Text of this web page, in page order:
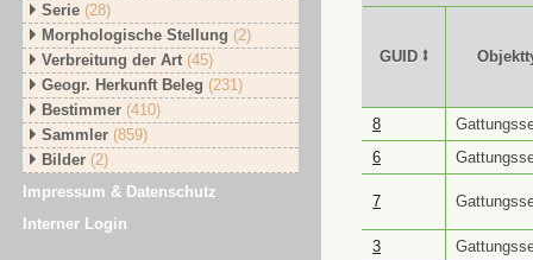
Serie (28)
Morphologische Stellung (2)
Verbreitung der Art (45)
Geogr. Herkunft Beleg (231)
Bestimmer (410)
Sammler (859)
Bilder (2)
Impressum & Datenschutz
Interner Login
GUID ⭥
GUID ⭥
8
6
7
3